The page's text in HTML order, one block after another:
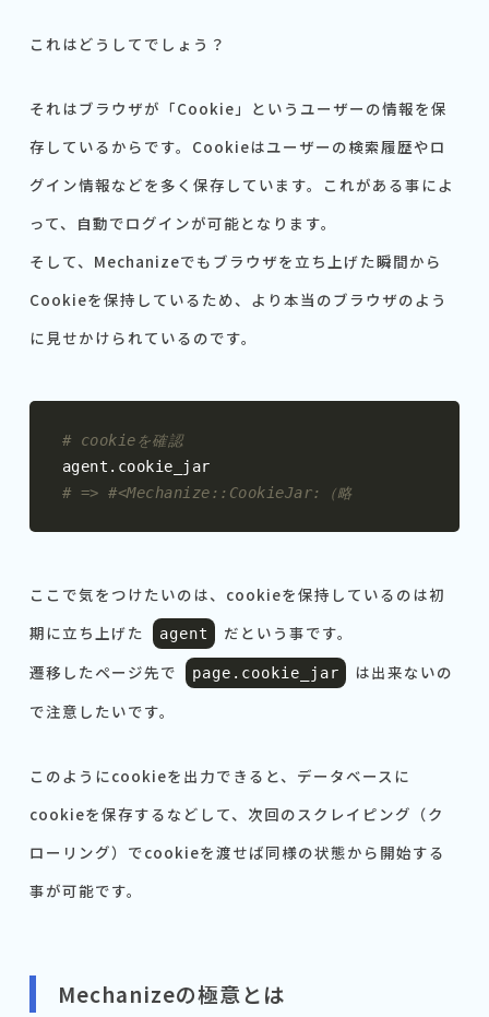
これはどうしてでしょう？
それはブラウザが「Cookie」というユーザーの情報を保
存しているからです。Cookieはユーザーの検索履歴やロ
グイン情報などを多く保存しています。これがある事によ
って、自動でログインが可能となります。
そして、Mechanizeでもブラウザを立ち上げた瞬間から
Cookieを保持しているため、より本当のブラウザのよう
に見せかけられているのです。
# cookieを確認
agent .
# => #<Mechanize::CookieJar:（略
ここで気をつけたいのは、cookieを保持しているのは初
期に立ち上げた
agent
だという事です。
遷移したページ先で
page . cookie_jar
は出来ないの
で注意したいです。
このようにcookieを出力できると、データベースに
cookieを保存するなどして、次回のスクレイピング（ク
ローリング）でcookieを渡せば同様の状態から開始する
事が可能です。
Mechanizeの極意とは